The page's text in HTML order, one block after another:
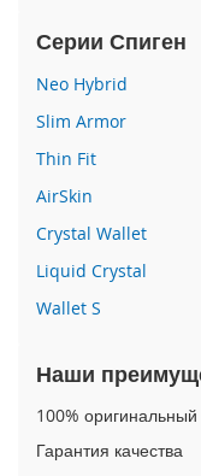
e
7
P
h
o
n
1
6
P
o
a
Серии Спиген
Neo Hybrid
Slim Armor
Thin Fit
AirSkin
Crystal Wallet
Liquid Crystal
Wallet S
Наши
100%
Гарантия качества